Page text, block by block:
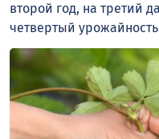
второй год, на третий
четвертый